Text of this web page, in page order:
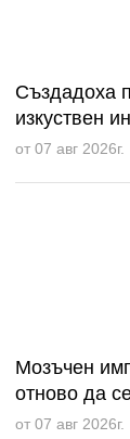
Създадоха
изкуствен
от 07 авг 2026г.
Мозъчен
отново да
от 07 авг 2026г.